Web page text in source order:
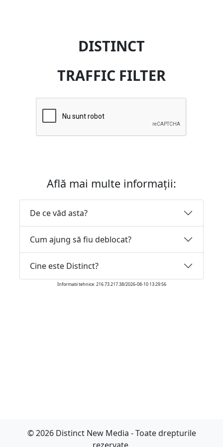
DISTINCT
TRAFFIC FILTER
Află mai multe informații:
De ce văd asta?
Cum ajung să fiu deblocat?
Cine este Distinct?
Informatii tehnice: 216.73.217.38/2026-08-10 13:29:56
© 2026 Distinct New Media - Toate drepturile